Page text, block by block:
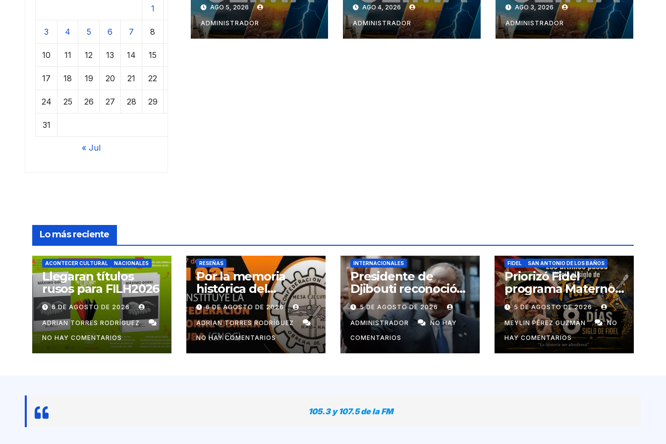
1
3 4 5 6 7 8
10 11 12 13 14 15
17 18 19 20 21 22
24 25 26 27 28 29
31
« Jul
AGO 5, 2026
ADMINISTRADOR
AGO 4, 2026
ADMINISTRADOR
AGO 3, 2026
ADMINISTRADOR
Lo más reciente
ACONTECER CULTURAL NACIONALES
Llegaran títulos
rusos para FILH2026
6 DE AGOSTO DE 2026
ADRIAN TORRES RODRÍGUEZ
NO HAY COMENTARIOS
RESEÑAS
Por la memoria
histórica del
movimiento obrero
cubano
6 DE AGOSTO DE 2026
ADRIAN TORRES RODRÍGUEZ
NO HAY COMENTARIOS
INTERNACIONALES
Presidente de
Djibouti reconoció
labor de
colaboradores de
Cuba
5 DE AGOSTO DE 2026
ADMINISTRADOR
NO HAY
COMENTARIOS
FIDEL SAN ANTONIO DE LOS BAÑOS
Priorizó Fidel
programa Materno
Infantil en el pais
5 DE AGOSTO DE 2026
MEYLIN PÉREZ GUZMÁN
NO
HAY COMENTARIOS
105.3 y 107.5 de la FM